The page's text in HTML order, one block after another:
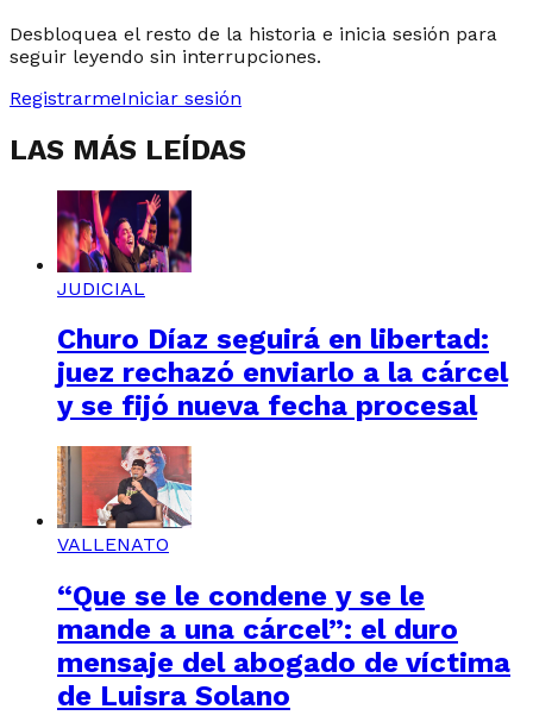
Desbloquea el resto de la historia e inicia sesión para
seguir leyendo sin interrupciones.
RegistrarmeIniciar sesión
LAS MÁS LEÍDAS
JUDICIAL
Churo Díaz seguirá en libertad:
juez rechazó enviarlo a la cárcel
y se fijó nueva fecha procesal
VALLENATO
“Que se le condene y se le
mande a una cárcel”: el duro
mensaje del abogado de víctima
de Luisra Solano